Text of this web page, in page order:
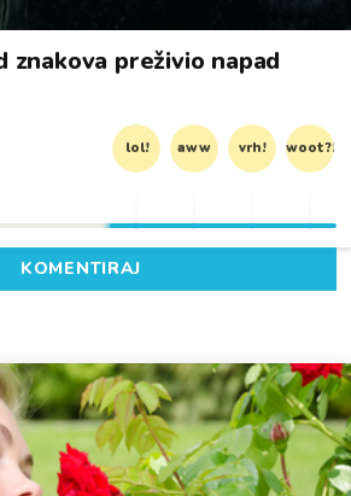
znakova preživio napad
lol! aww vrh! woot?!
KOMENTIRAJ